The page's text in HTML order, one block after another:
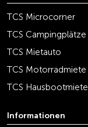
TCS Microcorner
TCS Campingplätze
TCS Mietauto
TCS Motorradmiete
TCS Hausbootmiete
Informationen